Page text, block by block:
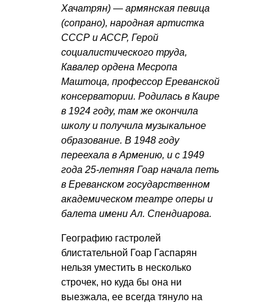
Хачатрян) — армянская певица
(сопрано), народная артистка
СССР и АССР, Герой
социалистического труда,
Кавалер ордена Месропа
Маштоца, профессор Ереванской
консерватории. Родилась в Каире
в 1924 году, там же окончила
школу и получила музыкальное
образование. В 1948 году
переехала в Армению, и с 1949
года 25-летняя Гоар начала петь
в Ереванском государственном
академическом театре оперы и
балета имени Ал. Спендиарова.
Географию гастролей
блистательной Гоар Гаспарян
нельзя уместить в несколько
строчек, но куда бы она ни
выезжала, ее всегда тянуло на